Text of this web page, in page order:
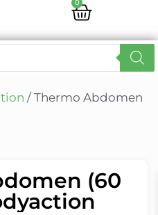
0
/ Thermo Abdomen
(60